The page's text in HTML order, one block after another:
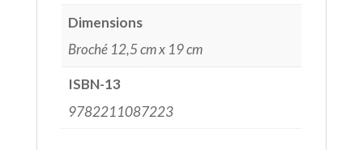
Dimensions
Broché 12,5 cm x 19 cm
ISBN-13
9782211087223